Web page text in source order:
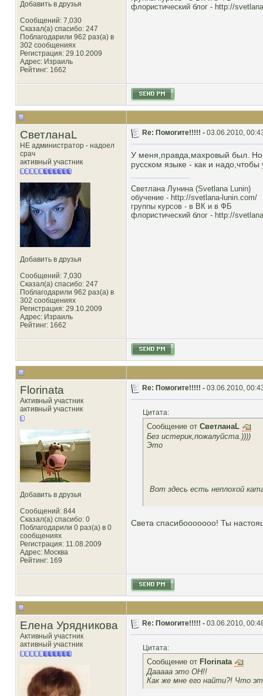
Добавить в друзья
Сообщений: 7,030
Сказал(а) спасибо: 247
Поблагодарили 962 раз(а) в
302 сообщениях
Регистрация: 29.10.2009
Адрес: Израиль
Рейтинг: 1662
флористический блог - http://
СветланаL
НЕ администратор - надоел
срач
активный участник
Добавить в друзья
Сообщений: 7,030
Сказал(а) спасибо: 247
Поблагодарили 962 раз(а) в
302 сообщениях
Регистрация: 29.10.2009
Адрес: Израиль
Рейтинг: 1662
Re: Помогите!!!!! - 03.06.2010,
У меня,правда,махровый был. Но
русском языке - как и
Светлана Лунина (Svetlana Lunin)
обучение - http://svetlana-lunin.com/
группы курсов - в ВК и в ФБ
флористический блог - http://
Florinata
Активный участник
активный участник
Добавить в друзья
Сообщений: 844
Сказал(а) спасибо: 0
Поблагодарили 0 раз(а) в 0
сообщениях
Регистрация: 11.08.2009
Адрес: Москва
Рейтинг: 169
Re: Помогите!!!!! - 03.06.2010,
Цитата:
Сообщение от СветланаL
Без истерик,пожалуйста.))))
Это
Вот здесь есть неплохой
Света спасибооооооо! Ты
Елена Урядникова
Активный участник
активный участник
Re: Помогите!!!!! - 03.06.2010,
Цитата:
Сообщение от Florinata
Дааааа это ОН!!
Как же мне его найти?! Что